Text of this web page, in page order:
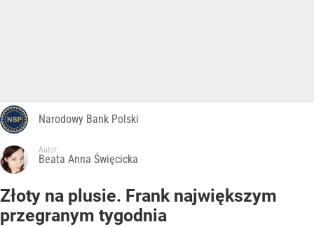
Narodowy Bank Polski
Autor:
Beata Anna Święcicka
Złoty na plusie. Frank największym
przegranym tygodnia